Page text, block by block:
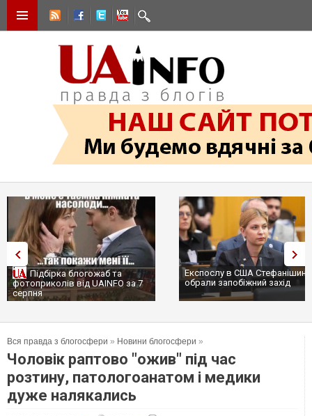
Підбірка блогожаб та
фотоприколів від UAINFO за 7
серпня
Експослу в США
обрали запобіжний захід
Вся правда з блогосфери » Новини блогосфери »
Чоловік раптово "ожив" під час
розтину, патологоанатом і медики
дуже налякались